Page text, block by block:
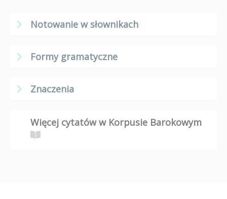
Notowanie w słownikach
Formy gramatyczne
Znaczenia
Więcej cytatów w Korpusie Barokowym